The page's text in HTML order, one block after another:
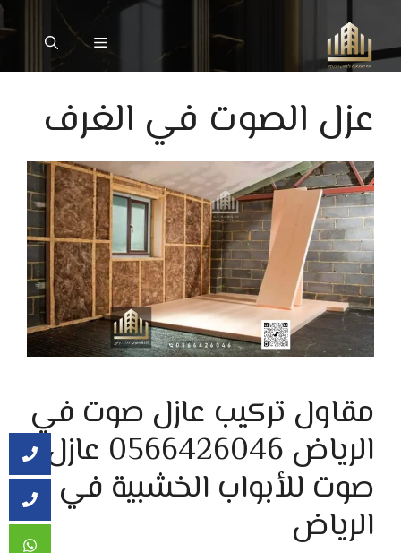
المحتوى
القائمة
عزل الصوت في الغرف
مقاول تركيب عازل صوت في
الرياض 0566426046 عازل
صوت للأبواب الخشبية في
الرياض